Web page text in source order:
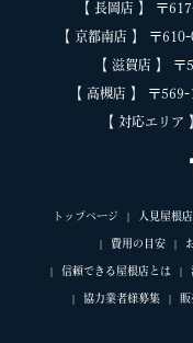
【 長岡店 】 〒
【 京都南店 】 〒
【 滋賀店 】
【 高槻店 】 〒
【 対応エリア
トップページ 人見屋根
費用の目安
信頼できる屋根店とは
協力業者様募集